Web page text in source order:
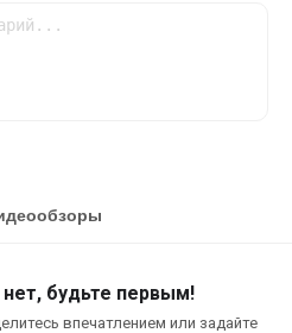
будьте первым!
впечатлением или задайте